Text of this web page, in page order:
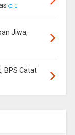
0
Jiwa,
BPS Catat